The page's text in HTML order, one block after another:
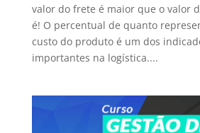
valor do frete é maior que o valor
é! O percentual de quanto
custo do produto é um dos
importantes na logística....